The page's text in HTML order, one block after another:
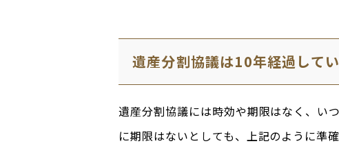
遺産分割協議は10年経過して
遺産分割協議には時効や期限はなく、い
に期限はないとしても、上記のように準